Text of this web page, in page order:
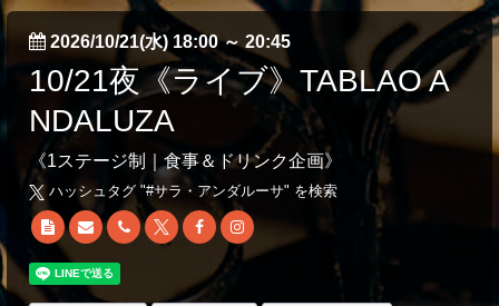
2026/10/21(水) 18:00～ 20:45
10/21夜《ライブ》TABLAO A
NDALUZA
《1ステージ制｜食事＆ドリンク企画》
ハッシュタグ "#サラ・アンダルーサ" を検索